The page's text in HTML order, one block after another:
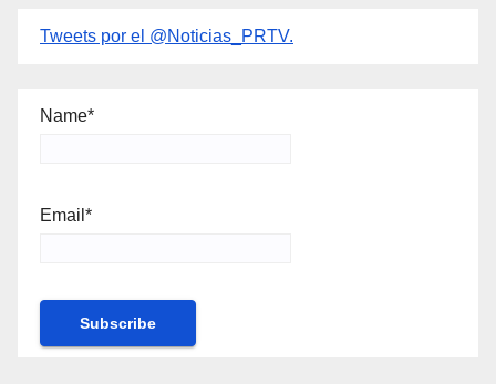
Tweets por el @Noticias_PRTV.
Name*
Email*